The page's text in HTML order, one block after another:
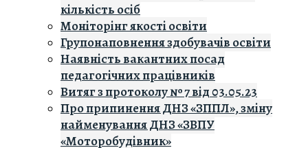
кількість осіб
Моніторінг якості освіти
Групонаповнення здобувачів освіти
Наявність вакантних посад
педагогічних працівників
Витяг з протоколу № 7 від 03.05.23
Про припинення ДНЗ «ЗППЛ», зміну
найменування ДНЗ «ЗВПУ
«Моторобудівник»